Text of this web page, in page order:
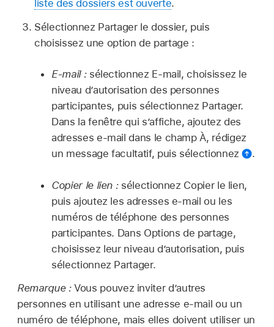
liste des dossiers est ouverte.
Sélectionnez Partager le dossier, puis
choisissez une option de partage :
E-mail : sélectionnez E-mail, choisissez le
niveau d’autorisation des personnes
participantes, puis sélectionnez Partager.
Dans la fenêtre qui s’affiche, ajoutez des
adresses e-mail dans le champ À, rédigez
un message facultatif, puis sélectionnez
.
Copier le lien : sélectionnez Copier le lien,
puis ajoutez les adresses e-mail ou les
numéros de téléphone des personnes
participantes. Dans Options de partage,
choisissez leur niveau d’autorisation, puis
sélectionnez Partager.
Remarque :Vous pouvez inviter d’autres
personnes en utilisant une adresse e‑mail ou un
numéro de téléphone, mais elles doivent utiliser un